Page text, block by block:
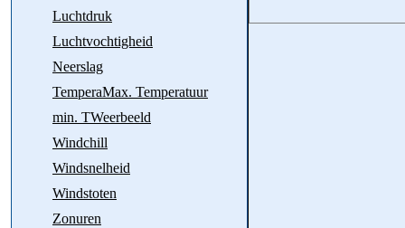
Luchtdruk
Luchtvochtigheid
Neerslag
TemperaMax. Temperatuur
min. TWeerbeeld
Windchill
Windsnelheid
Windstoten
Zonuren